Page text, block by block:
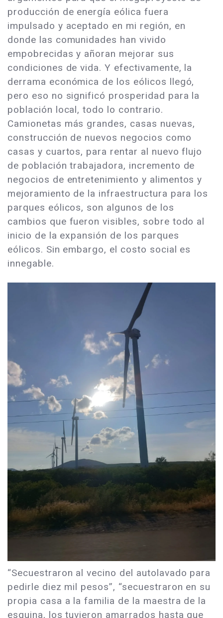
producción de energía eólica fuera
impulsado y aceptado en mi región, en
donde las comunidades han vivido
empobrecidas y añoran mejorar sus
condiciones de vida. Y efectivamente, la
derrama económica de los eólicos llegó,
pero eso no significó prosperidad para la
población local, todo lo contrario.
Camionetas más grandes, casas nuevas,
construcción de nuevos negocios como
casas y cuartos, para rentar al nuevo flujo
de población trabajadora, incremento de
negocios de entretenimiento y alimentos y
mejoramiento de la infraestructura para los
parques eólicos, son algunos de los
cambios que fueron visibles, sobre todo al
inicio de la expansión de los parques
eólicos. Sin embargo, el costo social es
innegable.
“Secuestraron al vecino del autolavado para
pedirle diez mil pesos”, “secuestraron en su
propia casa a la familia de la maestra de la
esquina, los tuvieron amarrados hasta que